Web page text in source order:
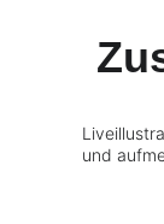
und